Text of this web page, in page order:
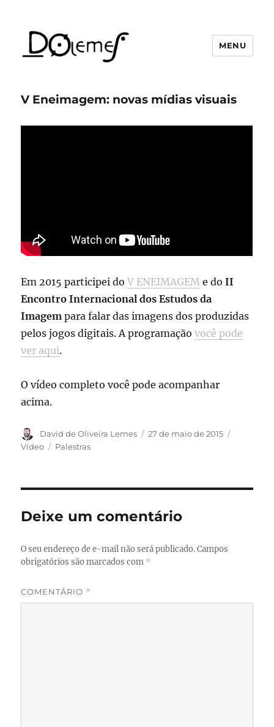
MENU
V Eneimagem: novas mídias visuais
Em 2015 participei doV ENEIMAGEM e doII
Encontro Internacional dos Estudos da
Imagem para falar das imagens dos produzidas
pelos jogos digitais. A programaçãovocê pode
ver aqui.
O vídeo completo você pode acompanhar
acima.
Autor
David de Oliveira Lemes
Publicado
27 de maio de 2015
Vídeo
Categorias
Palestras
Deixe um comentário
O seu endereço de e-mail não será publicado. Campos
obrigatórios são marcados com *
COMENTÁRIO *